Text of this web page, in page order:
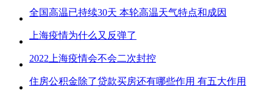
全国高温已持续30天 本轮高温天气特点和成因
上海疫情为什么又反弹了
2022上海疫情会不会二次封控
住房公积金除了贷款买房还有哪些作用 有五大作用